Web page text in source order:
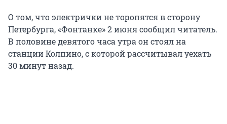
О том, что электрички не торопятся в сторону
Петербурга, «Фонтанке» 2 июня сообщил читатель.
В половине девятого часа утра он стоял на
станции Колпино, с которой рассчитывал уехать
30 минут назад.